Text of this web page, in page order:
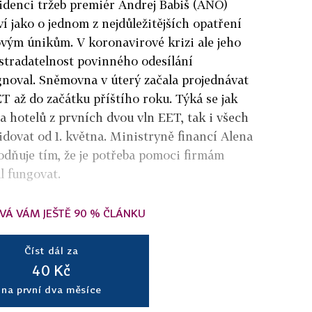
tržeb premiér Andrej Babiš (ANO)
jako o jednom z nejdůležitějších opatření
únikům. V koronavirové krizi ale jeho
povinného odesílání
Sněmovna v úterý začala projednávat
až do začátku příštího roku. Týká se jak
hotelů z prvních dvou vln EET, tak i všech
od 1. května. Ministryně financí Alena
tím, že je potřeba pomoci firmám
fungovat.
VÁM JEŠTĚ 90 % ČLÁNKU
Číst dál za
40 Kč
na první dva měsíce